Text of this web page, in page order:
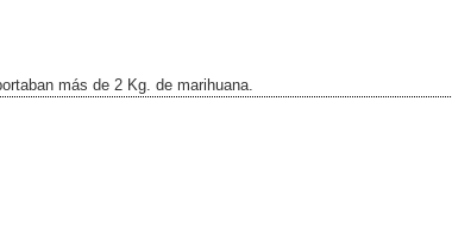
más de 2 Kg. de marihuana.